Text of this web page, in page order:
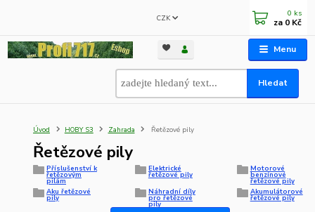
Menu
CZK
Hledat
0 ks
za 0 Kč
Úvod HOBY S3 Zahrada Řetězové pily
Řetězové pily
Příslušenství k
řetězovým
pilám
Elektrické
řetězové pily
Motorové
benzínové
řetězové pily
Aku řetězové
pily
Náhradní díly
pro řetězové
pily
Akumulátorové
řetězové pily